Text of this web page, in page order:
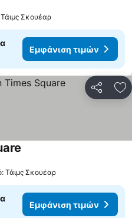
Σκουέαρ
Εμφάνιση τιμών
Τάιμς Σκουέαρ
Εμφάνιση τιμών